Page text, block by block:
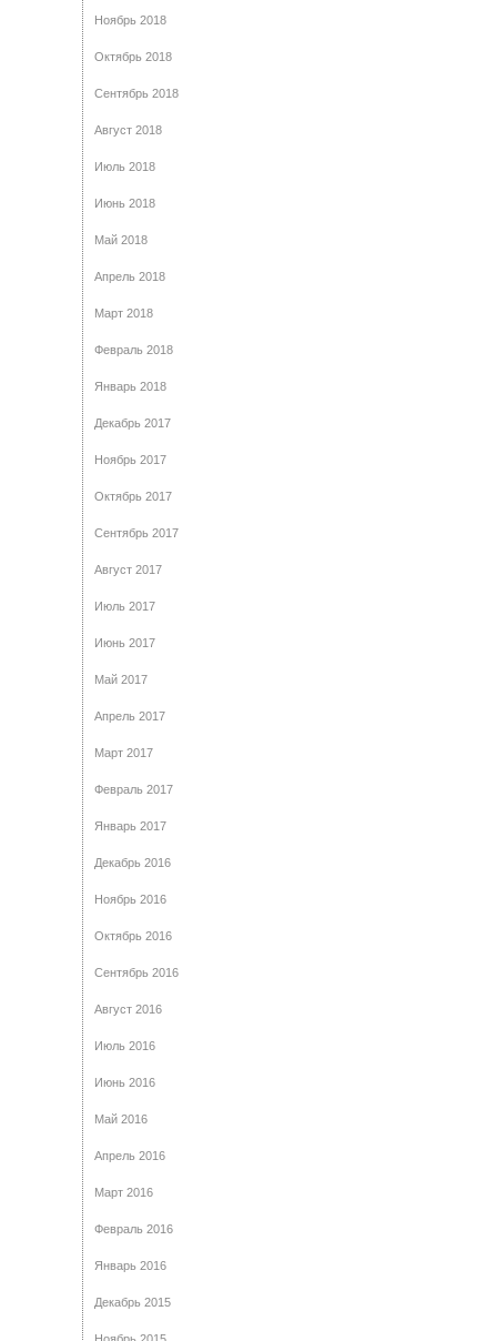
Ноябрь 2018
Октябрь 2018
Сентябрь 2018
Август 2018
Июль 2018
Июнь 2018
Май 2018
Апрель 2018
Март 2018
Февраль 2018
Январь 2018
Декабрь 2017
Ноябрь 2017
Октябрь 2017
Сентябрь 2017
Август 2017
Июль 2017
Июнь 2017
Май 2017
Апрель 2017
Март 2017
Февраль 2017
Январь 2017
Декабрь 2016
Ноябрь 2016
Октябрь 2016
Сентябрь 2016
Август 2016
Июль 2016
Июнь 2016
Май 2016
Апрель 2016
Март 2016
Февраль 2016
Январь 2016
Декабрь 2015